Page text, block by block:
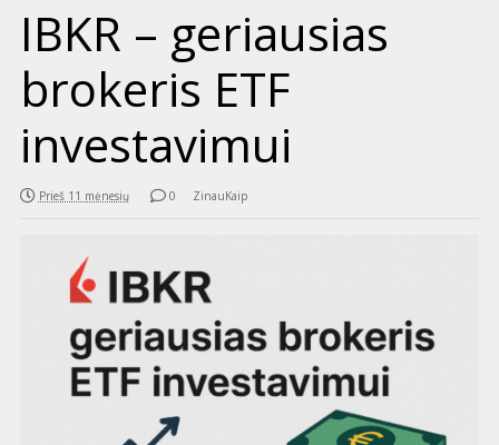
IBKR – geriausias
brokeris ETF
investavimui
Prieš 11 mėnesių 0 ZinauKaip